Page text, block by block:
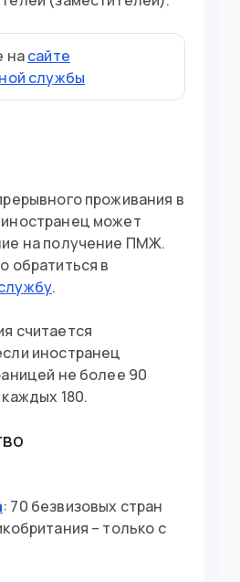
насайте
службы
проживания в
может
на получение ПМЖ.
обратиться в
.
считается
иностранец
не более 90
180.
: 70 безвизовых стран
– только с